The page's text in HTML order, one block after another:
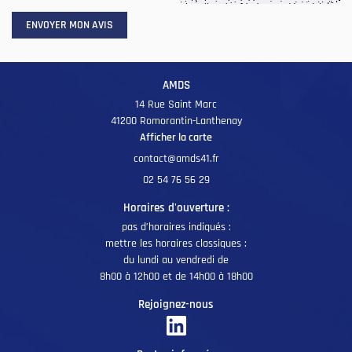
AVIS
Restez
ENVOYER MON AVIS
AMDS
14 Rue Saint Marc
41200 Romorantin-Lanthenay
Afficher la carte
02 54 76 56 29
Horaires d'ouverture :
pas d’horaires indiqués :
mettre les horaires classiques :
du lundi au vendredi de
8h00 à 12h00 et de 14h00 à 18h00
Rejoignez-nous